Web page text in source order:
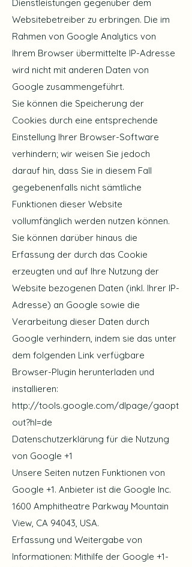
Dienstleistungen gegenüber dem
Websitebetreiber zu erbringen. Die im
Rahmen von Google Analytics von
Ihrem Browser übermittelte IP-Adresse
wird nicht mit anderen Daten von
Google zusammengeführt.
Sie können die Speicherung der
Cookies durch eine entsprechende
Einstellung Ihrer Browser-Software
verhindern; wir weisen Sie jedoch
darauf hin, dass Sie in diesem Fall
gegebenenfalls nicht sämtliche
Funktionen dieser Website
vollumfänglich werden nutzen können.
Sie können darüber hinaus die
Erfassung der durch das Cookie
erzeugten und auf Ihre Nutzung der
Website bezogenen Daten (inkl. Ihrer IP-
Adresse) an Google sowie die
Verarbeitung dieser Daten durch
Google verhindern, indem sie das unter
dem folgenden Link verfügbare
Browser-Plugin herunterladen und
installieren:
http://tools.google.com/dlpage/gaopt
out?hl=de
Datenschutzerklärung für die Nutzung
von Google +1
Unsere Seiten nutzen Funktionen von
Google +1. Anbieter ist die Google Inc.
1600 Amphitheatre Parkway Mountain
View, CA 94043, USA.
Erfassung und Weitergabe von
Informationen: Mithilfe der Google +1-